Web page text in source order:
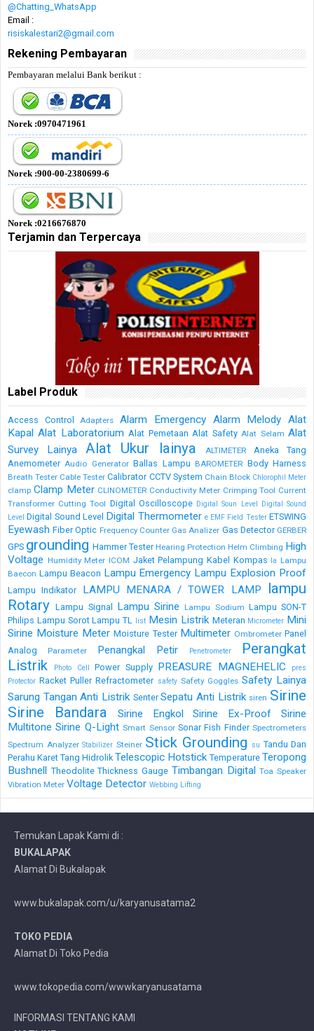
@Chatting_WhatsApp
Email :
risiskalestari2@gmail.com
Rekening Pembayaran
Pembayaran melalui Bank berikut :
Norek :0970471961
Norek :900-00-2380699-6
Norek :0216676870
Terjamin dan Terpercaya
Label Produk
Access Control Adapters Alarm Emergency Alarm Melody Alat
Kapal Alat Laboratorium Alat Pemetaan Alat Safety Alat Selam Alat
Survey Lainya
Alat Ukur lainya ALTIMETER
Aneka Tang
Anemometer Audio Generator Ballas Lampu BAROMETER Body Harness
Breath Tester Cable Tester Calibrator CCTV System Chain Block Chlorophil Meter
clamp Clamp Meter CLINOMETER Conductivity Meter Crimping Tool Current
Transformer Cutting Tool Digital Oscilloscope Digital Soun Level Digital Sound
Level Digital Sound Level Digital Thermometer e EMF Field Tester ETSWING
Eyewash Fiber Optic Frequency Counter Gas Analizer Gas Detector GERBER
GPS grounding Hammer Tester Hearing Protection Helm Climbing High
Voltage Humidity Meter ICOM Jaket Pelampung Kabel Kompas la Lampu
Baecon Lampu Beacon Lampu Emergency Lampu Explosion Proof
Lampu Indikator LAMPU MENARA / TOWER LAMP
lampu
Rotary Lampu Signal Lampu Sirine Lampu Sodium Lampu SON-T
Philips Lampu Sorot Lampu TL list Mesin Listrik Meteran Micrometer Mini
Sirine Moisture Meter Moisture Tester Multimeter Ombrometer Panel
Analog
Parameter Penangkal Petir Penetrometer
Perangkat
Listrik
Photo Cell Power Supply PREASURE MAGNEHELIC
pres
Protector Racket Puller Refractometer safety Safety Goggles Safety Lainya
Sarung Tangan Anti Listrik Senter Sepatu Anti Listrik siren Sirine
Sirine Bandara
Sirine Engkol Sirine Ex-Proof
Sirine
Multitone Sirine Q-Light Smart Sensor Sonar Fish Finder Spectrometers
Spectrum Analyzer Stabilizer Steiner Stick Grounding su Tandu Dan
Perahu Karet Tang Hidrolik Telescopic Hotstick Temperature Teropong
Bushnell Theodolite Thickness Gauge Timbangan Digital Toa Speaker
Vibration Meter Voltage Detector Webbing Lifting
Temukan Lapak Kami di :
BUKALAPAK
Alamat Di Bukalapak
www.bukalapak.com/u/karyanusatama2
TOKO PEDIA
Alamat Di Toko Pedia
www.tokopedia.com/wwwkaryanusatama
INFORMASI TENTANG KAMI